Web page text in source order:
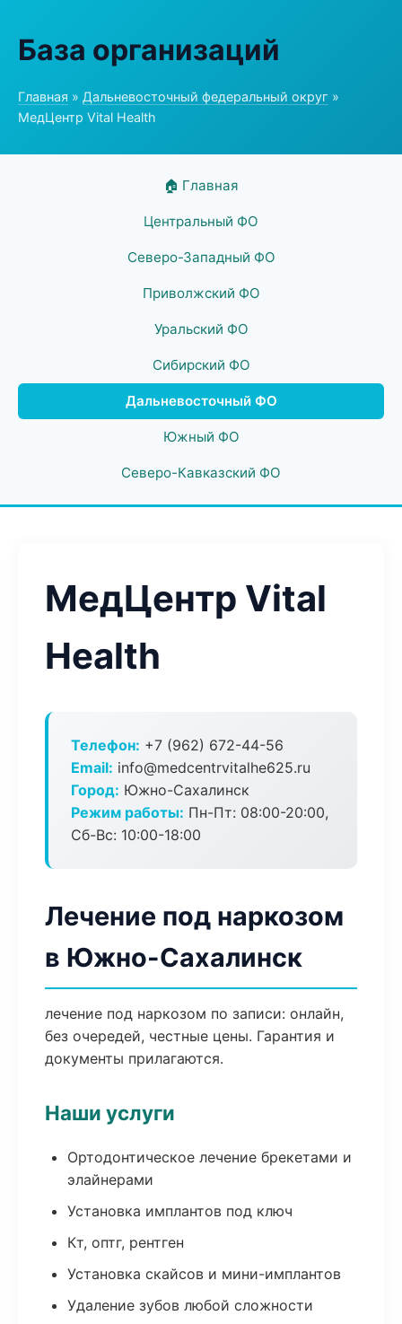
База организаций
Главная » Дальневосточный федеральный округ »
МедЦентр Vital Health
🏠 Главная
Центральный ФО
Северо-Западный ФО
Приволжский ФО
Уральский ФО
Сибирский ФО
Дальневосточный ФО
Южный ФО
Северо-Кавказский ФО
МедЦентр Vital
Health
Телефон: +7 (962) 672-44-56
Email: info@medcentrvitalhe625.ru
Город: Южно-Сахалинск
Режим работы: Пн-Пт: 08:00-20:00,
Сб-Вс: 10:00-18:00
Лечение под наркозом
в Южно-Сахалинск
лечение под наркозом по записи: онлайн,
без очередей, честные цены. Гарантия и
документы прилагаются.
Наши услуги
Ортодонтическое лечение брекетами и
элайнерами
Установка имплантов под ключ
Кт, оптг, рентген
Установка скайсов и мини-имплантов
Удаление зубов любой сложности